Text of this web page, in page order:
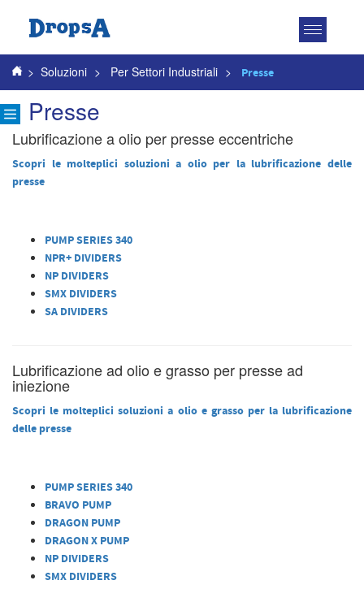
Attiva
> Soluzioni > Per Settori Industriali > Presse
Presse
Lubrificazione a olio per presse eccentriche
Scopri le molteplici soluzioni a olio per la lubrificazione delle
presse
PUMP SERIES 340
NPR+ DIVIDERS
NP DIVIDERS
SMX DIVIDERS
SA DIVIDERS
Lubrificazione ad olio e grasso per presse ad
iniezione
Scopri le molteplici soluzioni a olio e grasso per la lubrificazione
delle presse
PUMP SERIES 340
BRAVO PUMP
DRAGON PUMP
DRAGON X PUMP
NP DIVIDERS
SMX DIVIDERS